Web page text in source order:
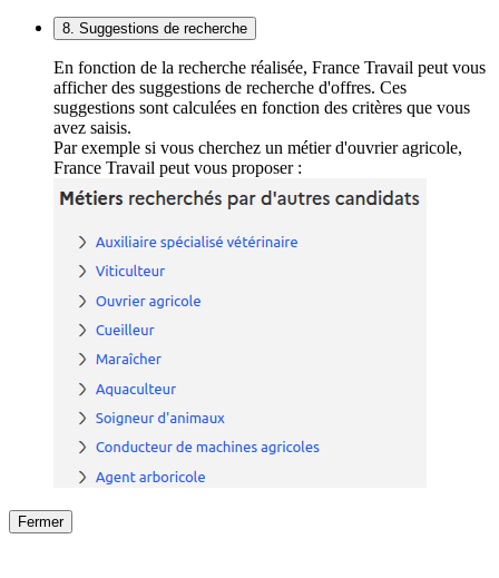
8. Suggestions de recherche
En fonction de la recherche réalisée, France Travail peut vous
afficher des suggestions de recherche d'offres. Ces
suggestions sont calculées en fonction des critères que vous
avez saisis.
Par exemple si vous cherchez un métier d'ouvrier agricole,
France Travail peut vous proposer :
Fermer